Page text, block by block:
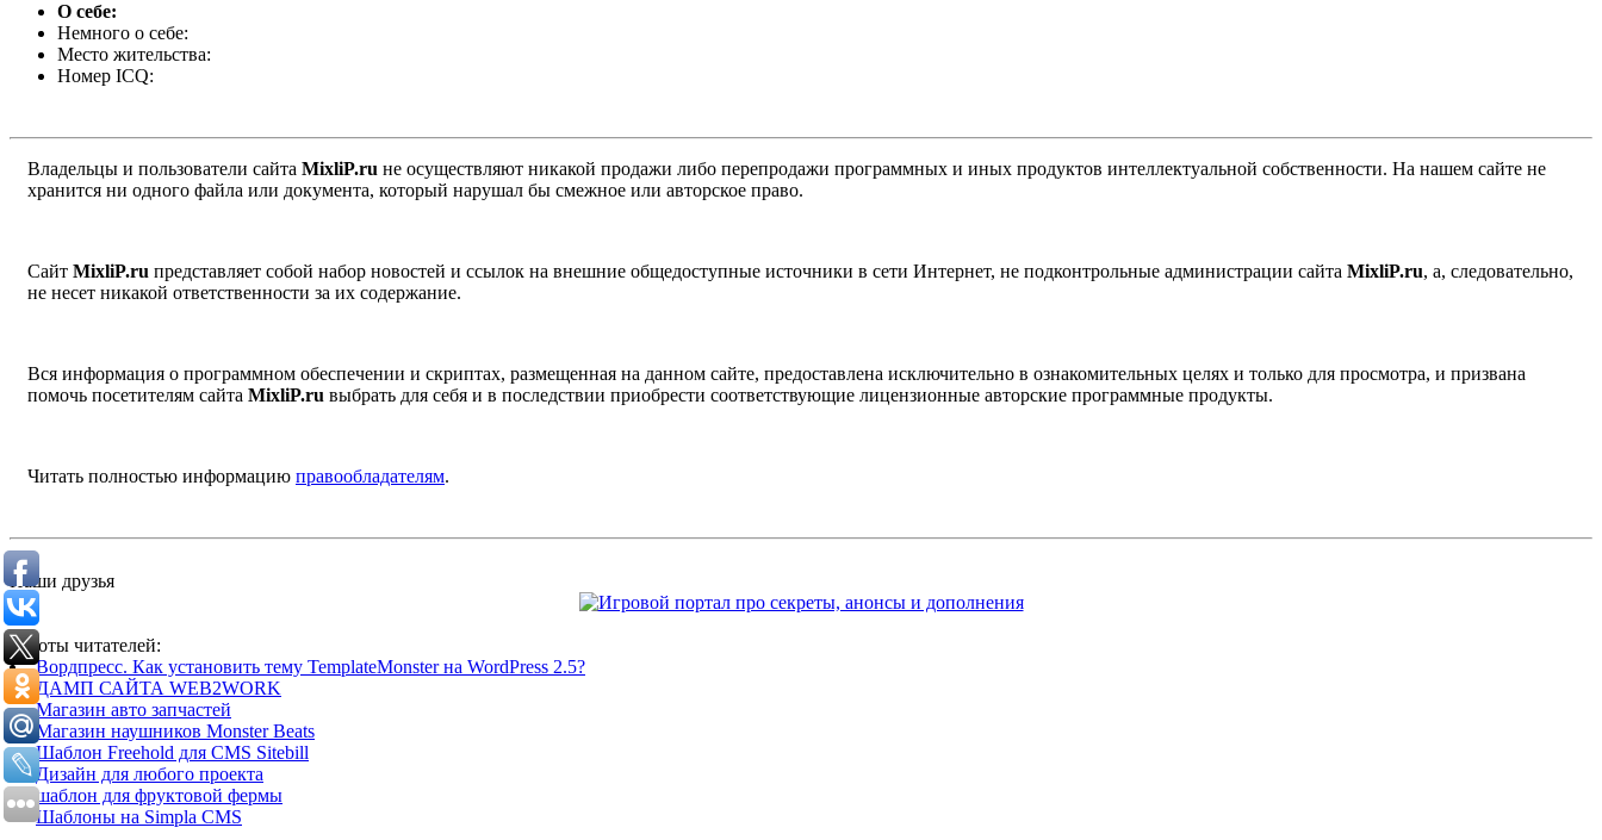
О себе:
Немного о себе:
Место жительства:
Номер ICQ:
Владельцы и пользователи сайта MixliP.ru не осуществляют никакой продажи либо перепродажи программных и иных продуктов интеллектуальной собственности. На нашем сайте не
хранится ни одного файла или документа, который нарушал бы смежное или авторское право.
Сайт MixliP.ru представляет собой набор новостей и ссылок на внешние общедоступные источники в сети Интернет, не подконтрольные администрации сайта MixliP.ru, а, следовательно,
не несет никакой ответственности за их содержание.
Вся информация о программном обеспечении и скриптах, размещенная на данном сайте, предоставлена исключительно в ознакомительных целях и только для просмотра, и призвана
помочь посетителям сайта MixliP.ru выбрать для себя и в последствии приобрести соответствующие лицензионные авторские программные продукты.
Читать полностью информацию правообладателям.
Наши друзья
Работы читателей:
Вордпресс. Как установить тему TemplateMonster на WordPress 2.5?
ДАМП САЙТА WEB2WORK
Магазин авто запчастей
Магазин наушников Monster Beats
Шаблон Freehold для CMS Sitebill
Дизайн для любого проекта
шаблон для фруктовой фермы
Шаблоны на Simpla CMS